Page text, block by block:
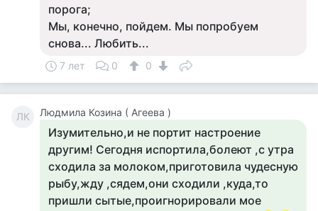
порога;
Мы, конечно, пойдем. Мы попробуем
снова... Любить...
7 лет 0 0
ЛК Людмила Козина ( Агеева )
Изумительно,и не портит настроение
другим! Сегодня испортила,болеют ,с утра
сходила за молоком,приготовила чудесную
рыбу,жду ,сядем,они сходили ,куда,то
пришли сытые,проигнорировали мое